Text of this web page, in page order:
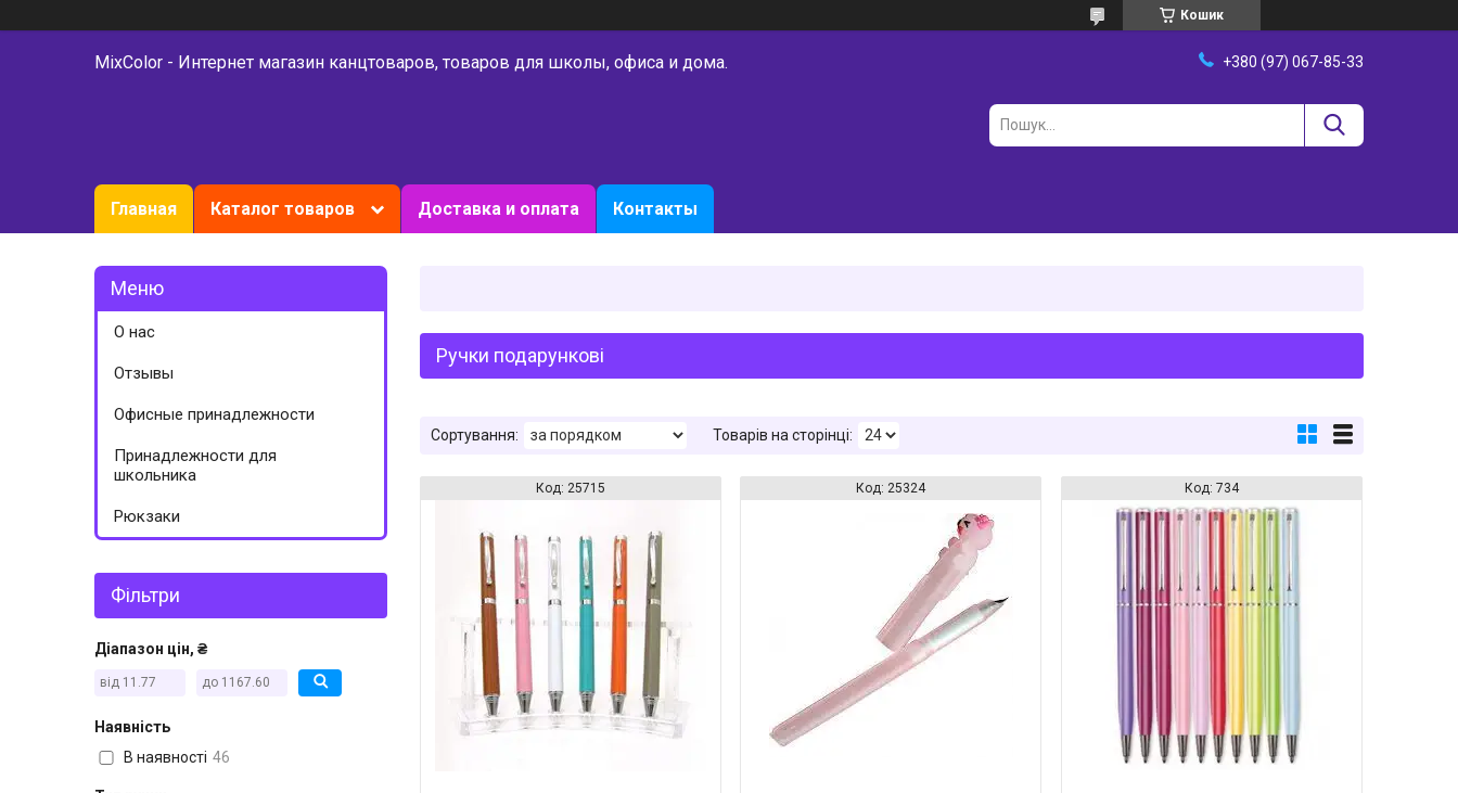
Кошик
MixColor - Интернет магазин канцтоваров, товаров для школы, офиса и дома. +380 (97) 067-85-33
Главная Каталог товаров Доставка и оплата Контакты
Ручки подарункові
25715 25324 734
О нас
Отзывы
Офисные принадлежности
Принадлежности для
школьника
Рюкзаки
Фільтри
Діапазон цін, ₴
Наявність
В наявності 46